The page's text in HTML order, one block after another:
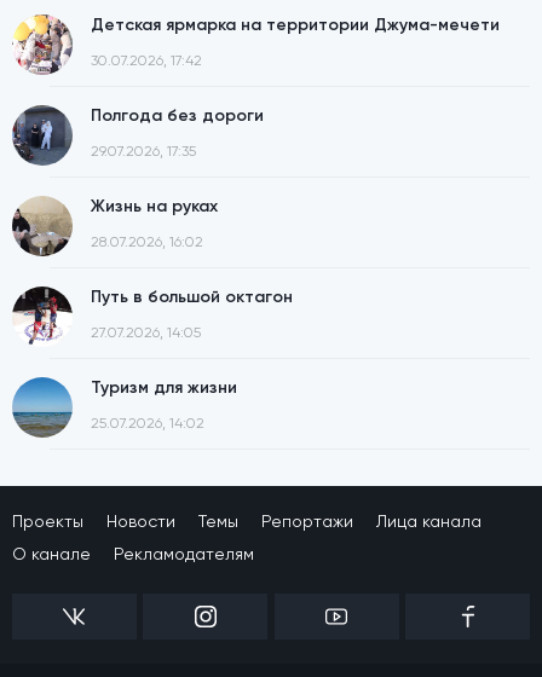
Детская ярмарка на территории Джума-мечети
30.07.2026, 17:42
Полгода без дороги
29.07.2026, 17:35
Жизнь на руках
28.07.2026, 16:02
Путь в большой октагон
27.07.2026, 14:05
Туризм для жизни
25.07.2026, 14:02
Проекты Новости Темы Репортажи
Лица канала
О канале
Рекламодателям